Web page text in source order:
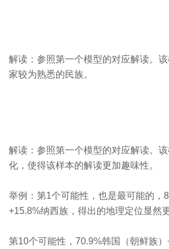
解读：参照第一个模型的对应解读。
家较为熟悉的民族。
解读：参照第一个模型的对应解读。
化，使得该样本的解读更加趣味性。
举例：第1个可能性，也是最可能的，
+15.8%纳西族，得出的地理定位显然
第10个可能性，70.9%韩国（朝鲜族）